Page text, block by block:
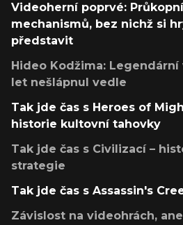
Videoherní poprvé:
mechanismů, bez nichž si
představit
Hideo Kodžima:
let nešlápnul vedle
Tak jde čas s Heroes of
historie kultovní tahovky
Tak jde čas s Civilizací –
strategie
Tak jde čas s Assassin's
Závislost na videohrách,